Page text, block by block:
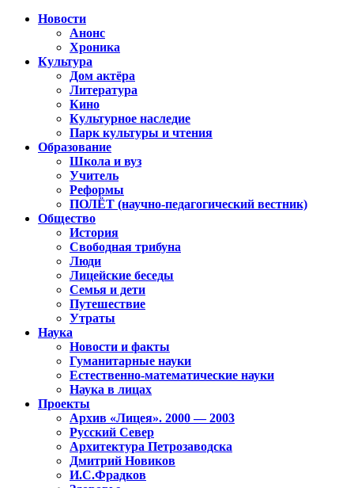
Новости
Анонс
Хроника
Культура
Дом актёра
Литература
Кино
Культурное наследие
Парк культуры и чтения
Образование
Школа и вуз
Учитель
Реформы
ПОЛЁТ (научно-педагогический вестник)
Общество
История
Свободная трибуна
Люди
Лицейские беседы
Семья и дети
Путешествие
Утраты
Наука
Новости и факты
Гуманитарные науки
Естественно-математические науки
Наука в лицах
Проекты
Архив «Лицея». 2000 — 2003
Русский Север
Архитектура Петрозаводска
Дмитрий Новиков
И.С.Фрадков